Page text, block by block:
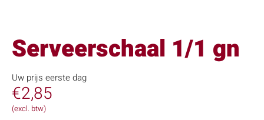
Serveerschaal 1/1 gn
Uw prijs eerste dag
€2,85
(excl. btw)